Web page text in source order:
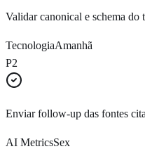
Validar canonical e schema do
TecnologiaAmanhã
P2
Enviar follow-up das fontes
AI MetricsSex